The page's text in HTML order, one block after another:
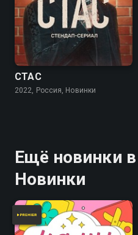
СТАС
2022, Россия, Новинки
Ещё новинки
Новинки